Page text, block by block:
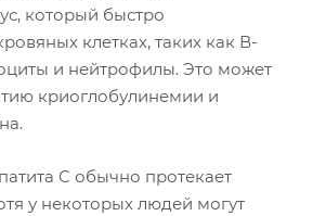
который быстро
клетках, таких как В-
и нейтрофилы. Это может
криоглобулинемии и
С обычно протекает
у некоторых людей могут